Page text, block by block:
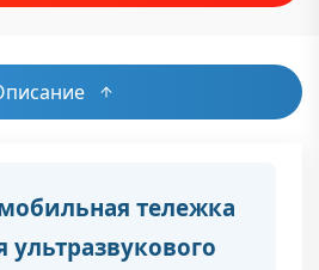
тележка
ультразвукового